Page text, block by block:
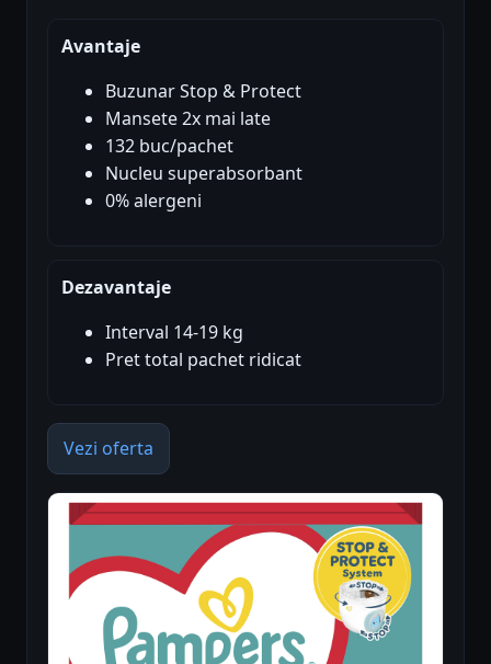
Avantaje
Buzunar Stop & Protect
Mansete 2x mai late
132 buc/pachet
Nucleu superabsorbant
0% alergeni
Dezavantaje
Interval 14-19 kg
Pret total pachet ridicat
Vezi oferta